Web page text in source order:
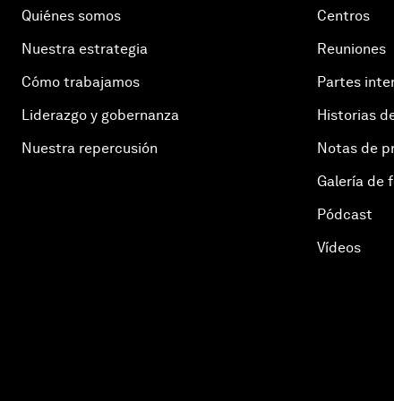
Quiénes somos
Nuestra estrategia
Cómo trabajamos
Liderazgo y gobernanza
Nuestra repercusión
Centros
Reuniones
Partes
Historias
Notas de
Galería de
Pódcast
Vídeos